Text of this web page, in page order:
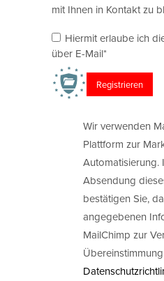
mit Ihnen in Kontakt zu
Hiermit erlaube ich
über E-Mail*
Wir verwenden
Plattform zur
Automatisierung.
Absendung
bestätigen Sie,
angegebenen
MailChimp zur